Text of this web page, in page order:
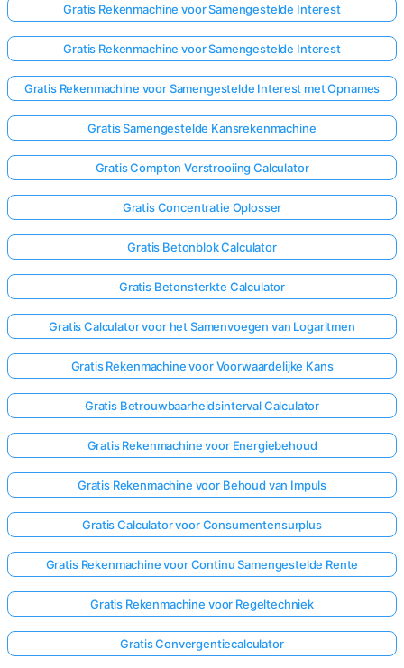
Gratis Rekenmachine voor Samengestelde Interest
Gratis Rekenmachine voor Samengestelde Interest
Gratis Rekenmachine voor Samengestelde Interest met Opnames
Gratis Samengestelde Kansrekenmachine
Gratis Compton Verstrooiing Calculator
Gratis Concentratie Oplosser
Gratis Betonblok Calculator
Gratis Betonsterkte Calculator
Gratis Calculator voor het Samenvoegen van Logaritmen
Gratis Rekenmachine voor Voorwaardelijke Kans
Gratis Betrouwbaarheidsinterval Calculator
Gratis Rekenmachine voor Energiebehoud
Gratis Rekenmachine voor Behoud van Impuls
Gratis Calculator voor Consumentensurplus
Gratis Rekenmachine voor Continu Samengestelde Rente
Gratis Rekenmachine voor Regeltechniek
Gratis Convergentiecalculator